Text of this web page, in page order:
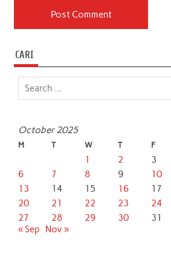
CARI
October 2025
M T W T F
1 2 3
6
7 8 9 10
13
14 15 16 17
20
21 22 23 24
27
28 29 30
31
« Sep
Nov »